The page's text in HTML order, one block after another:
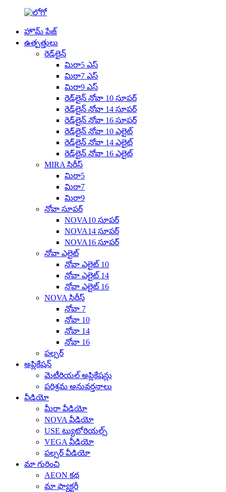
హొమ్ పేజ్
ఉత్పత్తులు
రెడ్‌లైన్
మిరా5 ఎస్
మిరా7 ఎస్
మిరా9 ఎస్
రెడ్‌లైన్ నోవా 10 సూపర్
రెడ్‌లైన్ నోవా 14 సూపర్
రెడ్‌లైన్ నోవా 16 సూపర్
రెడ్‌లైన్ నోవా 10 ఎలైట్
రెడ్‌లైన్ నోవా 14 ఎలైట్
రెడ్‌లైన్ నోవా 16 ఎలైట్
MIRA సిరీస్
మిరా5
మిరా7
మిరా9
నోవా సూపర్
NOVA10 సూపర్
NOVA14 సూపర్
NOVA16 సూపర్
నోవా ఎలైట్
నోవా ఎలైట్ 10
నోవా ఎలైట్ 14
నోవా ఎలైట్ 16
NOVA సిరీస్
నోవా 7
నోవా 10
నోవా 14
నోవా 16
పల్సర్
అప్లికేషన్
మెటీరియల్ అప్లికేషన్లు
పరిశ్రమ అనువర్తనాలు
వీడియో
మీరా వీడియో
NOVA వీడియో
USE ట్యుటోరియల్స్
VEGA వీడియో
పల్సర్ వీడియో
మా గురించి
AEON కథ
మా ఫ్యాక్టరీ